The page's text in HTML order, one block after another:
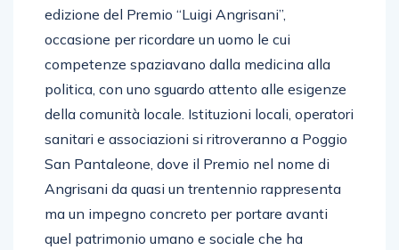
edizione del Premio “Luigi Angrisani”,
occasione per ricordare un uomo le cui
competenze spaziavano dalla medicina alla
politica, con uno sguardo attento alle esigenze
della comunità locale. Istituzioni locali, operatori
sanitari e associazioni si ritroveranno a Poggio
San Pantaleone, dove il Premio nel nome di
Angrisani da quasi un trentennio rappresenta
ma un impegno concreto per portare avanti
quel patrimonio umano e sociale che ha